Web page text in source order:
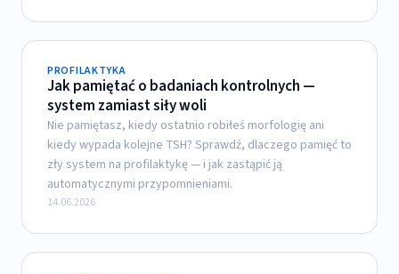
PROFILAKTYKA
Jak pamiętać o badaniach kontrolnych —
system zamiast siły woli
Nie pamiętasz, kiedy ostatnio robiłeś morfologię ani
kiedy wypada kolejne TSH? Sprawdź, dlaczego pamięć to
zły system na profilaktykę — i jak zastąpić ją
automatycznymi przypomnieniami.
14.06.2026